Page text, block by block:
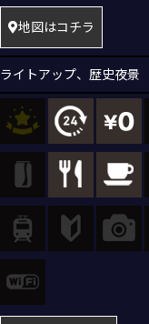
地図はコチラ
ライトアップ、 歴史夜景